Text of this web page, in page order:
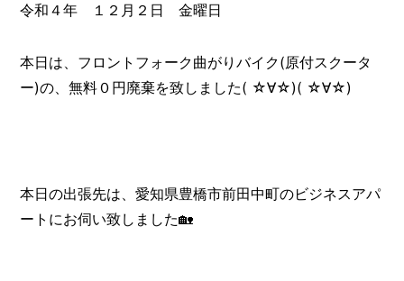
令和４年 １２月２日 金曜日
本日は、フロントフォーク曲がりバイク(原付スクータ
ー)の、無料０円廃棄を致しました( ☆∀☆)( ☆∀☆)
本日の出張先は、愛知県豊橋市前田中町のビジネスアパ
ートにお伺い致しました🏡